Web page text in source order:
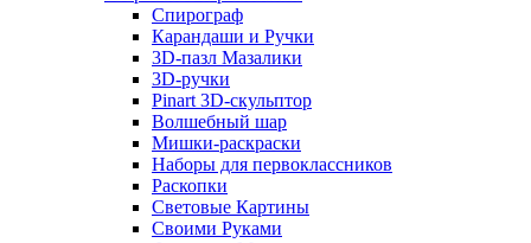
Спирограф
Карандаши и Ручки
3D-пазл Мазалики
3D-ручки
Pinart 3D-скульптор
Волшебный шар
Мишки-раскраски
Наборы для первоклассников
Раскопки
Световые Картины
Своими Руками